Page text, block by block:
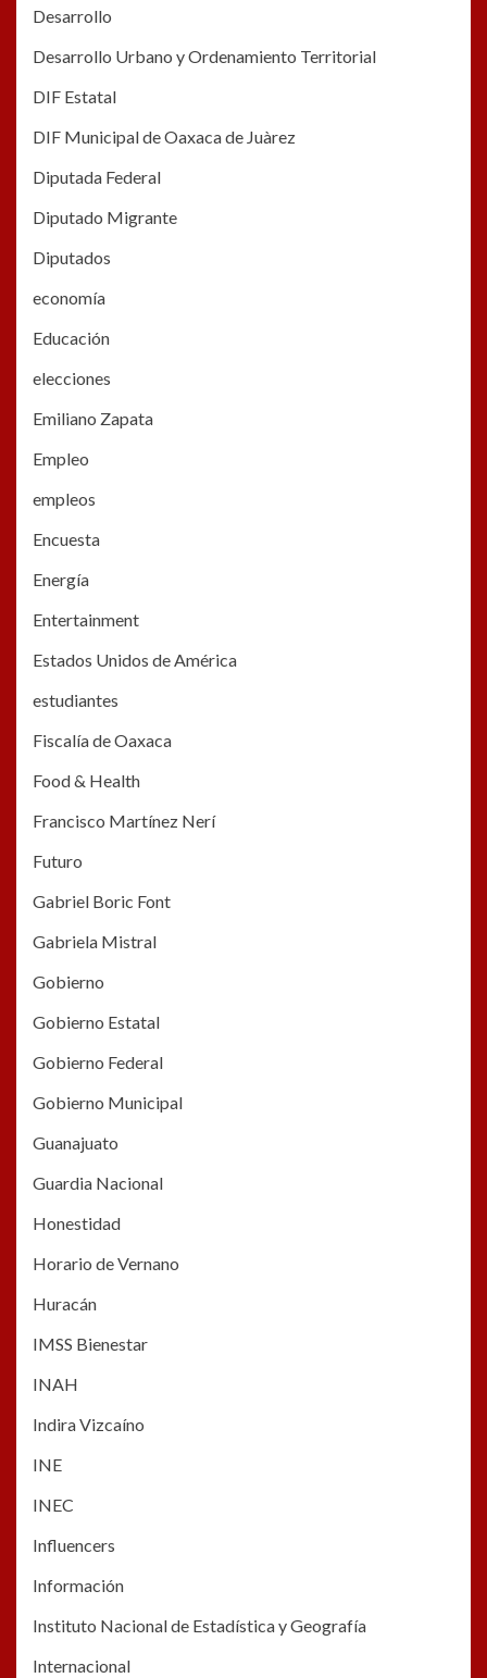
Desarrollo
Desarrollo Urbano y Ordenamiento Territorial
DIF Estatal
DIF Municipal de Oaxaca de Juàrez
Diputada Federal
Diputado Migrante
Diputados
economía
Educación
elecciones
Emiliano Zapata
Empleo
empleos
Encuesta
Energía
Entertainment
Estados Unidos de América
estudiantes
Fiscalía de Oaxaca
Food & Health
Francisco Martínez Nerí
Futuro
Gabriel Boric Font
Gabriela Mistral
Gobierno
Gobierno Estatal
Gobierno Federal
Gobierno Municipal
Guanajuato
Guardia Nacional
Honestidad
Horario de Vernano
Huracán
IMSS Bienestar
INAH
Indira Vizcaíno
INE
INEC
Influencers
Información
Instituto Nacional de Estadística y Geografía
Internacional